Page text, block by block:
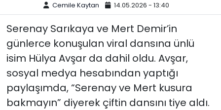
Cemile Kaytan 14.05.2026 - 13:40
Serenay Sarıkaya ve Mert Demir’in
günlerce konuşulan viral dansına ünlü
isim Hülya Avşar da dahil oldu. Avşar,
sosyal medya hesabından yaptığı
paylaşımda, “Serenay ve Mert kusura
bakmayın” diyerek çiftin dansını tiye aldı.